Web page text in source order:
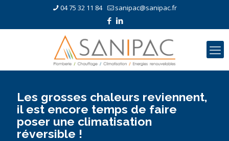
04 75 32 11 84 sanipac@sanipac.fr
Les grosses chaleurs reviennent,
il est encore temps de faire
poser une climatisation
réversible !